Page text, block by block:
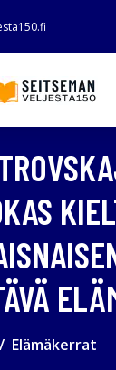
Elämäkerrat